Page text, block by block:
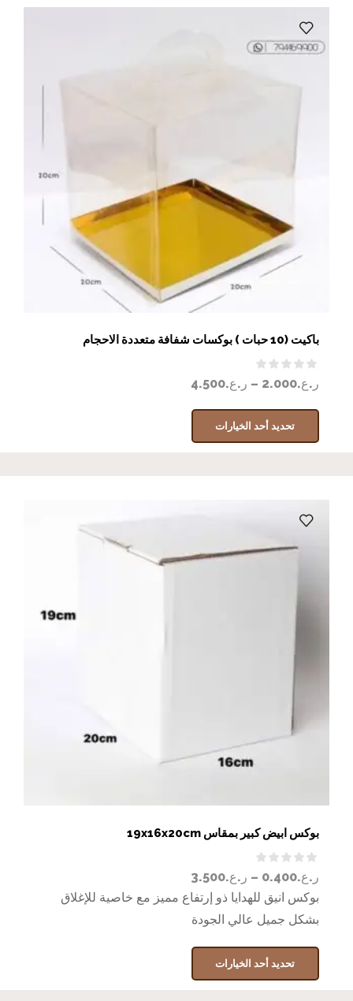
باكيت (10 حبات ) بوكسات شفافة متعددة الاحجام
ر.ع.2.000
– ر.ع.4.500
تحديد أحد الخيارات
بوكس ابيض كبير بمقاس 19x16x20cm
ر.ع.0.400
– ر.ع.3.500
بوكس انيق للهدايا ذو إرتفاع مميز مع خاصية للإغلاق
بشكل جميل عالي الجودة
تحديد أحد الخيارات